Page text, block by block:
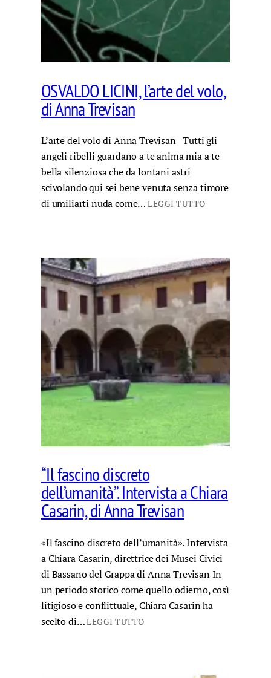
OSVALDO LICINI, l’arte del volo,
di Anna Trevisan
L’arte del volo di Anna Trevisan Tutti gli
angeli ribelli guardano a te anima mia a te
bella silenziosa che da lontani astri
scivolando qui sei bene venuta senza timore
di umiliarti nuda come…LEGGI TUTTO
“Il fascino discreto
dell’umanità”. Intervista a Chiara
Casarin, di Anna Trevisan
«Il fascino discreto dell’umanità». Intervista
a Chiara Casarin, direttrice dei Musei Civici
di Bassano del Grappa di Anna Trevisan In
un periodo storico come quello odierno, così
litigioso e conflittuale, Chiara Casarin ha
scelto di…LEGGI TUTTO